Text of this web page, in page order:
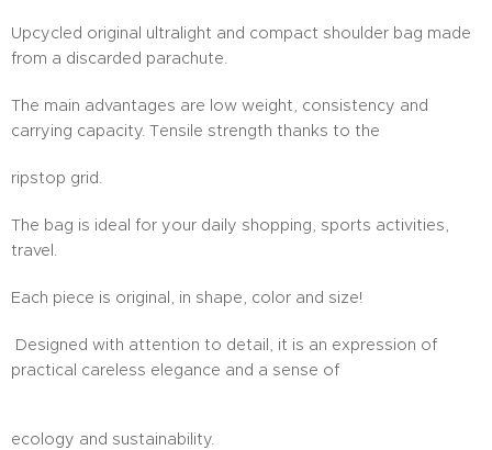
Upcycled original ultralight and compact shoulder bag made
from a discarded parachute.
The main advantages are low weight, consistency and
carrying capacity. Tensile strength thanks to the
ripstop grid.
The bag is ideal for your daily shopping, sports activities,
travel.
Each piece is original, in shape, color and size!
Designed with attention to detail, it is an expression of
practical careless elegance and a sense of
ecology and sustainability.